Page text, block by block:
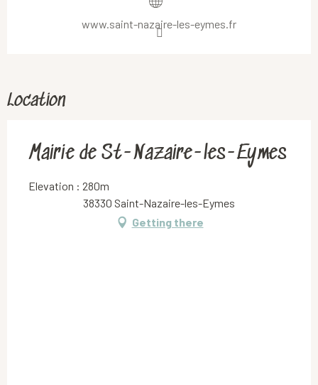
www.saint-nazaire-les-eymes.fr
Location
Mairie de St-Nazaire-les-Eymes
Elevation : 280m
38330 Saint-Nazaire-les-Eymes
Getting there